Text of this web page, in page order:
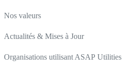
Nos valeurs
Actualités & Mises à Jour
Organisations utilisant ASAP Utilities